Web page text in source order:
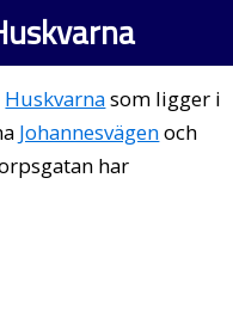
Huskvarnasom ligger i
Johannesvägenoch
har